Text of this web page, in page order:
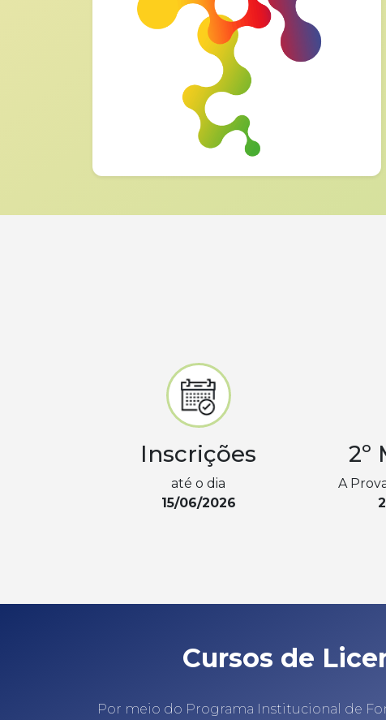
Inscrições
até o dia
15/06/2026
2º
A
Cursos de
Por meio do Programa Institucional de